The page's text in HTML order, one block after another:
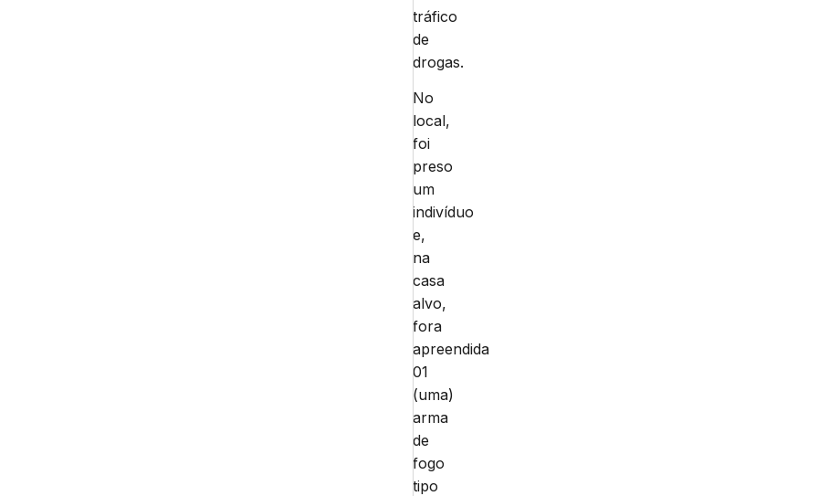
tráfico
de
drogas.
No
local,
foi
preso
um
indivíduo
e,
na
casa
alvo,
fora
apreendida
01
(uma)
arma
de
fogo
tipo